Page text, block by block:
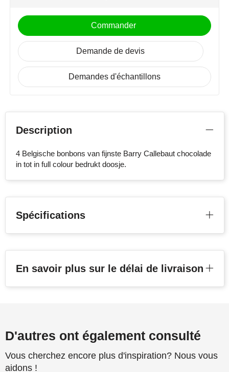
Peekay
Philips
Retulp
Senator
Skross
Sophie Muval
Stanley
Stilolinea
TACX
The One Towelling
Commander
Demande de devis
Demandes d'échantillons
Description
4 Belgische bonbons van fijnste Barry Callebaut chocolade
in tot in full colour bedrukt doosje.
Spécifications
En savoir plus sur le délai de livraison
D'autres ont également consulté
Vous cherchez encore plus d'inspiration? Nous vous
aidons !